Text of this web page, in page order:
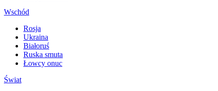
Wschód
Rosja
Ukraina
Białoruś
Ruska smuta
Łowcy onuc
Świat